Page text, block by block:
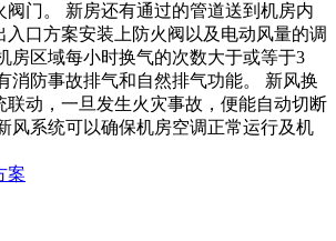
阀门。 新房还有通过的管道送到机房内
入口方案安装上防火阀以及电动风量的调
房区域每小时换气的次数大于或等于3
消防事故排气和自然排气功能。 新风换
联动，一旦发生火灾事故，便能自动切断
风系统可以确保机房空调正常运行及机